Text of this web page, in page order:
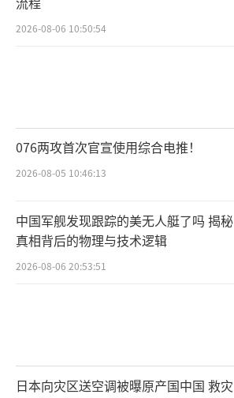
2026-08-06 10:50:54
076两攻首次官宣使用综合电推！
2026-08-05 10:46:13
中国军舰发现跟踪的美无人艇了吗 揭秘
真相背后的物理与技术逻辑
2026-08-06 20:53:51
日本向灾区送空调被曝原产国中国 救灾